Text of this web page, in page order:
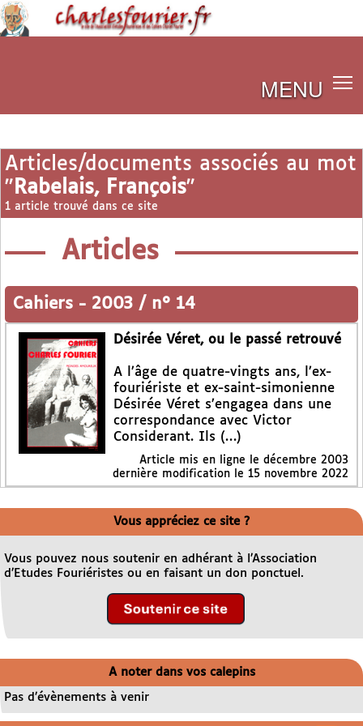
MENU
Articles/documents associés au mot
" Rabelais, François"
1 article trouvé dans ce site
Articles
Cahiers - 2003 / n° 14
Désirée Véret, ou le passé retrouvé
A l’âge de quatre-vingts ans, l’ex-
fouriériste et ex-saint-simonienne
Désirée Véret s’engagea dans une
correspondance avec Victor
Considerant. Ils (…)
Article mis en ligne le décembre 2003
dernière modification le 15 novembre 2022
Vous appréciez ce site ?
Vous pouvez nous soutenir en adhérant à l’Association
d’Etudes Fouriéristes ou en faisant un don ponctuel.
A noter dans vos calepins
Pas d’évènements à venir